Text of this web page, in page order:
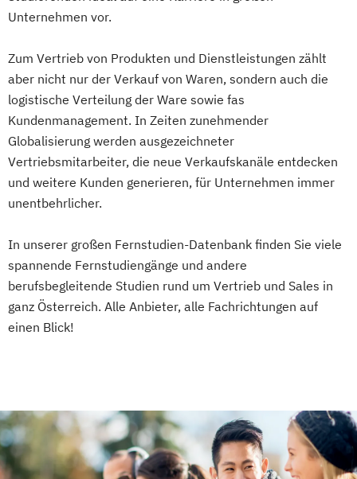
Führungspsychologie
Gesundheit Ernährung und Psychologie
Gesundheitsmanagement
Gesundheitsmanagement
(Betriebliches/Expert)
Gesundheitsmanagement
(Betriebliches/Professionell)
Gesundheitspsychologie
Golf-Management (Internationales)
Grafik- und Webdesign Grafikdesign
Hotel- und Tourismusmanagement
Human Resource Management
IT-Security Management
Innovations-PR
Innovationsmanagement
International Business Administration
Unternehmen vor.
Zum Vertrieb von Produkten und Dienstleistungen zählt
aber nicht nur der Verkauf von Waren, sondern auch die
logistische Verteilung der Ware sowie fas
Kundenmanagement. In Zeiten zunehmender
Globalisierung werden ausgezeichneter
Vertriebsmitarbeiter, die neue Verkaufskanäle entdecken
und weitere Kunden generieren, für Unternehmen immer
unentbehrlicher.
In unserer großen Fernstudien-Datenbank finden Sie viele
spannende Fernstudiengänge und andere
berufsbegleitende Studien rund um Vertrieb und Sales in
ganz Österreich. Alle Anbieter, alle Fachrichtungen auf
einen Blick!